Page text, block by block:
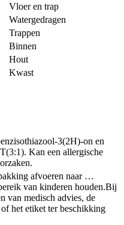
Vloer en trap
Watergedragen
Trappen
Binnen
Hout
Kwast
3(2H)-on en
Kan een allergische
afvoeren naar …
van kinderen houden.Bij
van medisch advies, de
het etiket ter beschikking